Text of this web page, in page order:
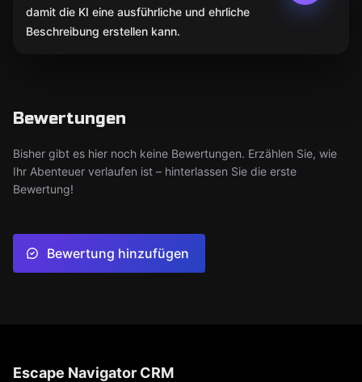
damit die KI eine ausführliche und ehrliche
Beschreibung erstellen kann.
Bewertungen
Bisher gibt es hier noch keine Bewertungen. Erzählen Sie, wie
Ihr Abenteuer verlaufen ist – hinterlassen Sie die erste
Bewertung!
Bewertung hinzufügen
Escape Navigator CRM